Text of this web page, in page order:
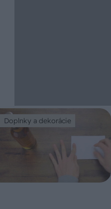
Doplnky a dekorácie